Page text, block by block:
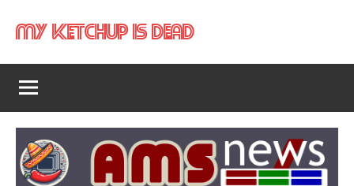
My Ketchup Is Dead